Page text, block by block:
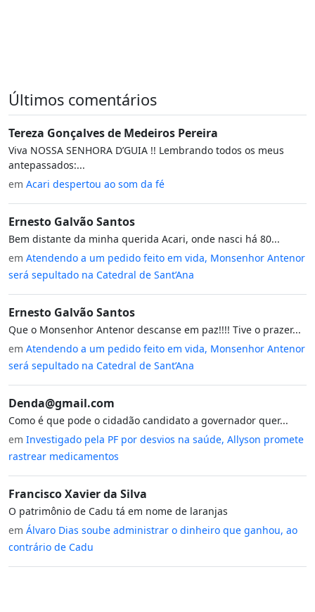
Últimos comentários
Tereza Gonçalves de Medeiros Pereira
Viva NOSSA SENHORA D’GUIA !! Lembrando todos os meus
antepassados:...
em Acari despertou ao som da fé
Ernesto Galvão Santos
Bem distante da minha querida Acari, onde nasci há 80...
em Atendendo a um pedido feito em vida, Monsenhor Antenor
será sepultado na Catedral de Sant’Ana
Ernesto Galvão Santos
Que o Monsenhor Antenor descanse em paz!!!! Tive o prazer...
em Atendendo a um pedido feito em vida, Monsenhor Antenor
será sepultado na Catedral de Sant’Ana
Denda@gmail.com
Como é que pode o cidadão candidato a governador quer...
em Investigado pela PF por desvios na saúde, Allyson promete
rastrear medicamentos
Francisco Xavier da Silva
O patrimônio de Cadu tá em nome de laranjas
em Álvaro Dias soube administrar o dinheiro que ganhou, ao
contrário de Cadu